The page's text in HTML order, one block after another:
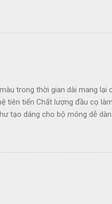
trong thời gian dài mang lại
tiên tiến Chất lượng đầu cọ
tạo dáng cho bộ móng dễ
vàng móng, cung cấp dinh
móng luôn bóng đẹp và bền